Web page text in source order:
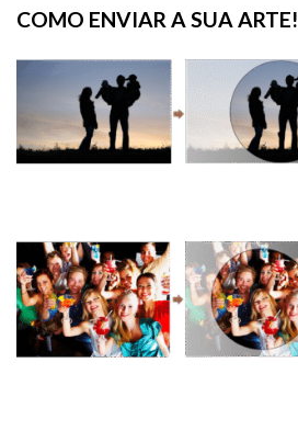
COMO ENVIAR A SUA ARTE!